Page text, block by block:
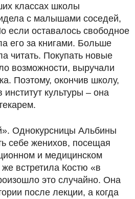
классах школы
с малышами соседей,
если оставалось свободное
его за книгами. Больше
читать. Покупать новые
возможности, выручали
Поэтому, окончив школу,
культуры – она
Однокурсницы Альбины
себе женихов, посещая
и медицинском
встретила Костю «в
это случайно. Она
после лекции, а когда